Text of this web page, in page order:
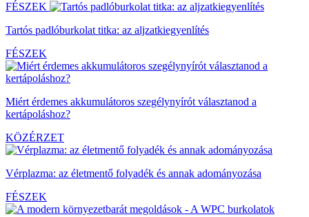
FÉSZEK
Tartós padlóburkolat titka: az aljzatkiegyenlítés
FÉSZEK
Miért érdemes akkumulátoros szegélynyírót választanod a
kertápoláshoz?
KÖZÉRZET
Vérplazma: az életmentő folyadék és annak adományozása
FÉSZEK